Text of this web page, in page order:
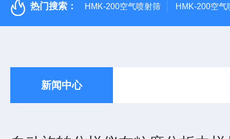
热门搜索： HMK-200空气喷射筛 HMK-200空气
新闻中心